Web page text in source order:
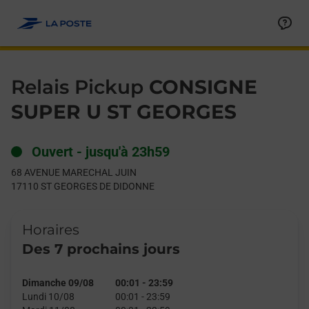
Relais Pickup CONSIGNE
SUPER U ST GEORGES
Ouvert - jusqu'à 23h59
68 AVENUE MARECHAL JUIN
17110 ST GEORGES DE DIDONNE
Horaires
Des 7 prochains jours
Dimanche 09/08 00:01 - 23:59
Lundi 10/08
00:01 - 23:59